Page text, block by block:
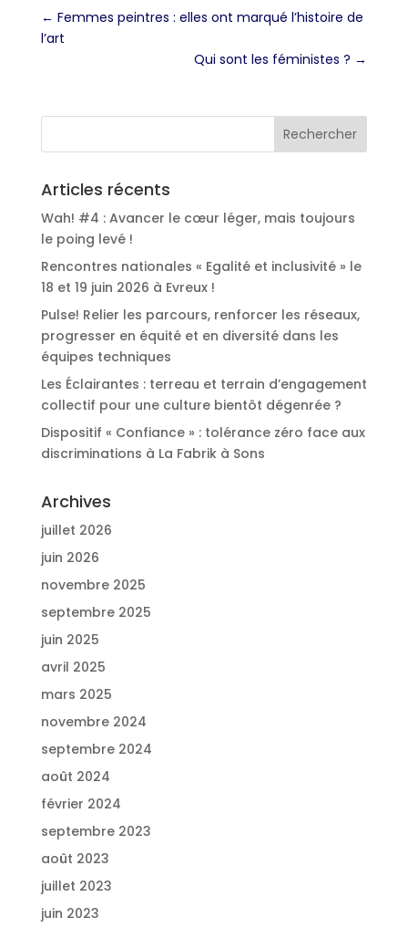
← Femmes peintres : elles ont marqué l’histoire de
l’art
Qui sont les féministes ? →
Articles récents
Wah! #4 : Avancer le cœur léger, mais toujours
le poing levé !
Rencontres nationales « Egalité et inclusivité » le
18 et 19 juin 2026 à Evreux !
Pulse! Relier les parcours, renforcer les réseaux,
progresser en équité et en diversité dans les
équipes techniques
Les Éclairantes : terreau et terrain d’engagement
collectif pour une culture bientôt dégenrée ?
Dispositif « Confiance » : tolérance zéro face aux
discriminations à La Fabrik à Sons
Archives
juillet 2026
juin 2026
novembre 2025
septembre 2025
juin 2025
avril 2025
mars 2025
novembre 2024
septembre 2024
août 2024
février 2024
septembre 2023
août 2023
juillet 2023
juin 2023